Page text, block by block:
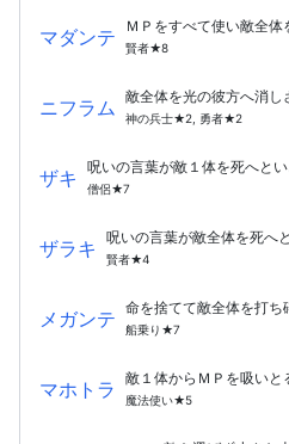
マダンテ ＭＰをすべて使い敵全
賢者★8
ニフラム 敵全体を光の彼方へ消し
神の兵士★2, 勇者★2
ザキ 呪いの言葉が敵１体を死へとい
僧侶★7
ザラキ 呪いの言葉が敵全体を死へ
賢者★4
メガンテ 命を捨てて敵全体を打ち
船乗り★7
マホトラ 敵１体からＭＰを吸いと
魔法使い★5